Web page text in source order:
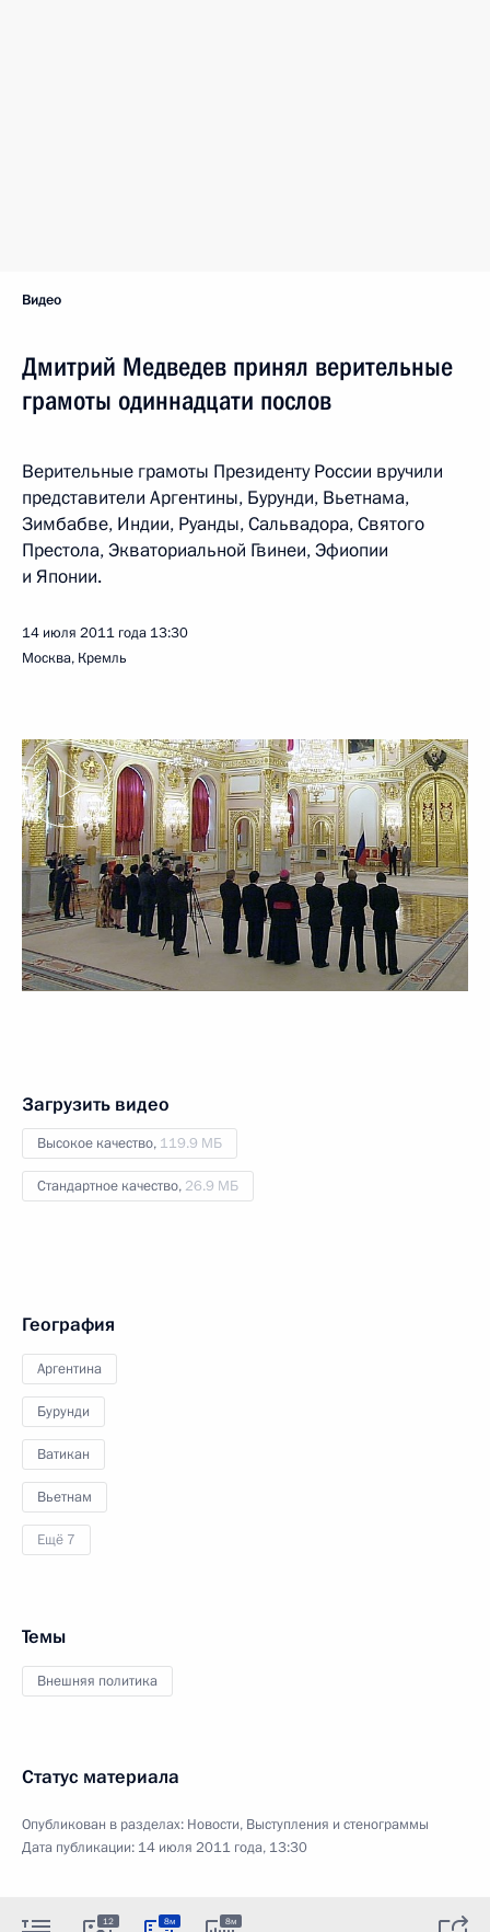
Видео
Дмитрий Медведев принял верительные
грамоты одиннадцати послов
Верительные грамоты Президенту России вручили
представители Аргентины, Бурунди, Вьетнама,
Зимбабве, Индии, Руанды, Сальвадора, Святого
Престола, Экваториальной Гвинеи, Эфиопии
и Японии.
14 июля 2011 года 13:30
Москва, Кремль
Загрузить видео
Высокое качество, 119.9 МБ
Стандартное качество, 26.9 МБ
География
Аргентина
Бурунди
Ватикан
Вьетнам
Ещё 7
Темы
Внешняя политика
Статус материала
Опубликован в разделах: Новости, Выступления и стенограммы
Дата публикации: 14 июля 2011 года, 13:30
12 8м 8м